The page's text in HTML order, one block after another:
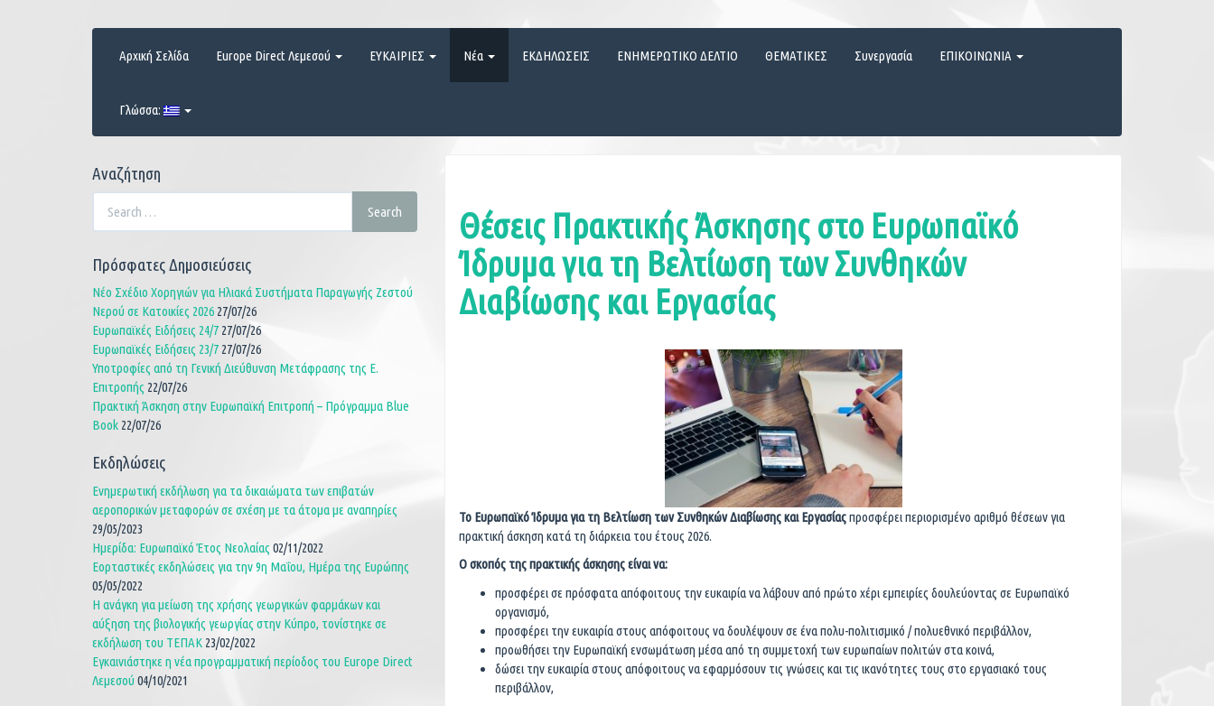
Αρχική Σελίδα Europe Direct Λεμεσού ΕΥΚΑΙΡΙΕΣ Νέα ΕΚΔΗΛΩΣΕΙΣ ΕΝΗΜΕΡΩΤΙΚΟ ΔΕΛΤΙΟ ΘΕΜΑΤΙΚΕΣ Συνεργασία ΕΠΙΚΟΙΝΩΝΙΑ
Γλώσσα:
Θέσεις Πρακτικής Άσκησης στο Ευρωπαϊκό
Ίδρυμα για τη Βελτίωση των Συνθηκών
Διαβίωσης και Εργασίας
Το Ευρωπαϊκό Ίδρυμα για τη Βελτίωση των Συνθηκών Διαβίωσης και Εργασίαςπροσφέρει περιορισμένο αριθμό θέσεων για
πρακτική άσκηση κατά τη διάρκεια του έτους 2026.
Ο σκοπός της πρακτικής άσκησης είναι να:
προσφέρει σε πρόσφατα απόφοιτους την ευκαιρία να λάβουν από πρώτο χέρι εμπειρίες δουλεύοντας σε Ευρωπαϊκό
οργανισμό,
προσφέρει την ευκαιρία στους απόφοιτους να δουλέψουν σε ένα πολυ-πολιτισμικό / πολυεθνικό περιβάλλον,
προωθήσει την Ευρωπαϊκή ενσωμάτωση μέσα από τη συμμετοχή των ευρωπαίων πολιτών στα κοινά,
δώσει την ευκαιρία στους απόφοιτους να εφαρμόσουν τις γνώσεις και τις ικανότητες τους στο εργασιακό τους
περιβάλλον,
Αναζήτηση
Search
Search
Πρόσφατες Δημοσιεύσεις
Νέο Σχέδιο Χορηγιών για Ηλιακά Συστήματα Παραγωγής Ζεστού
Νερού σε Κατοικίες 2026 27/07/26
Ευρωπαϊκές Ειδήσεις 24/7 27/07/26
Ευρωπαϊκές Ειδήσεις 23/7 27/07/26
Υποτροφίες από τη Γενική Διεύθυνση Μετάφρασης της Ε.
Επιτροπής 22/07/26
Πρακτική Άσκηση στην Ευρωπαϊκή Επιτροπή – Πρόγραμμα Blue
Book 22/07/26
Εκδηλώσεις
Ενημερωτική εκδήλωση για τα δικαιώματα των επιβατών
αεροπορικών μεταφορών σε σχέση με τα άτομα με αναπηρίες
29/05/2023
Ημερίδα: Ευρωπαϊκό Έτος Νεολαίας 02/11/2022
Εορταστικές εκδηλώσεις για την 9η Μαΐου, Ημέρα της Ευρώπης
05/05/2022
Η ανάγκη για μείωση της χρήσης γεωργικών φαρμάκων και
αύξηση της βιολογικής γεωργίας στην Κύπρο, τονίστηκε σε
εκδήλωση του ΤΕΠΑΚ 23/02/2022
Εγκαινιάστηκε η νέα προγραμματική περίοδος του Europe Direct
Λεμεσού 04/10/2021